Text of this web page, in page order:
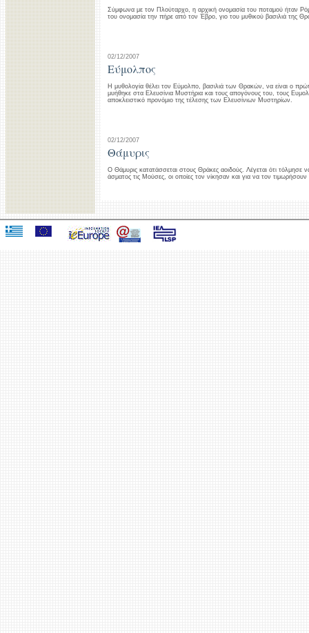
Σύμφωνα με τον Πλούταρχο, η αρχική ονομασία του ποταμού ήταν
του ονομασία την πήρε από τον Έβρο, γιο του μυθικού βασιλιά της
02/12/2007
Εύμολπος
Η μυθολογία θέλει τον Εύμολπο, βασιλιά των Θρακών, να είναι ο
μυήθηκε στα Ελευσίνια Μυστήρια και τους απογόνους του, τους
αποκλειστικό προνόμιο της τέλεσης των Ελευσίνιων Μυστηρίων.
02/12/2007
Θάμυρις
Ο Θάμυρις κατατάσσεται στους Θράκες αοιδούς. Λέγεται ότι τόλμησε
άσματος τις Μούσες, οι οποίες τον νίκησαν και για να τον